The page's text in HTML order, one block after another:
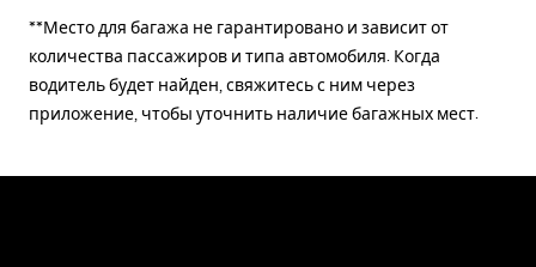
**Место для багажа не гарантировано и зависит от
количества пассажиров и типа автомобиля. Когда
водитель будет найден, свяжитесь с ним через
приложение, чтобы уточнить наличие багажных мест.